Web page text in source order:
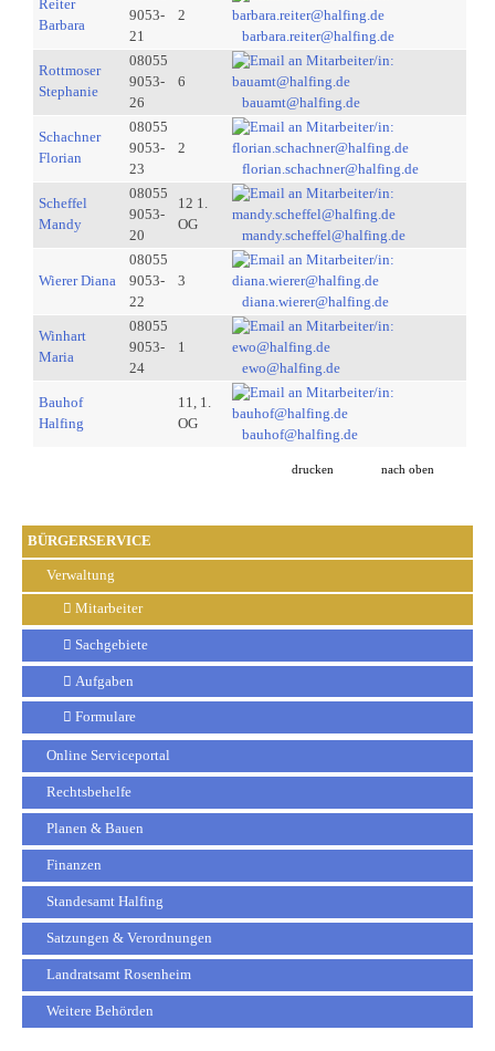
BÜRGERSERVICE
Verwaltung
Mitarbeiter
Sachgebiete
Aufgaben
Formulare
Online Serviceportal
Rechtsbehelfe
Planen & Bauen
Finanzen
Standesamt Halfing
Satzungen & Verordnungen
Landratsamt Rosenheim
Weitere Behörden
Reiter
Barbara
9053-
21
2
barbara.reiter@halfing.de
Rottmoser
Stephanie
08055
9053-
26
6
bauamt@halfing.de
Schachner
Florian
08055
9053-
23
2
florian.schachner@halfing.de
Scheffel
Mandy
08055
9053-
20
12 1.
OG
mandy.scheffel@halfing.de
Wierer Diana
08055
9053-
22
3
diana.wierer@halfing.de
Winhart
Maria
08055
9053-
24
1
ewo@halfing.de
Bauhof
Halfing
11, 1.
OG
bauhof@halfing.de
drucken nach oben